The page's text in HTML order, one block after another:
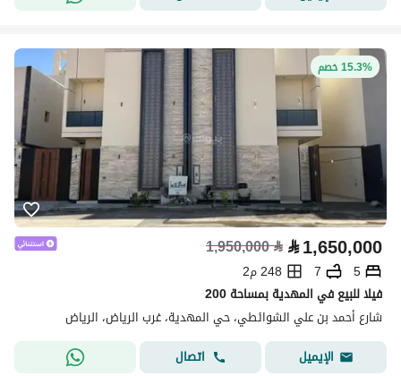
15.3% خصم
⃁1,650,000
⃁
1,950,000
5
7
248 م2
فيلا للبيع في المهدية بمساحة 200
شارع أحمد بن علي الشوائطي، حي المهدية، غرب الرياض، الرياض
الإيميل
اتصال